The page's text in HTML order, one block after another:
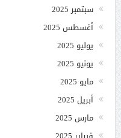
سبتمبر 2025
أغسطس 2025
يوليو 2025
يونيو 2025
مايو 2025
أبريل 2025
مارس 2025